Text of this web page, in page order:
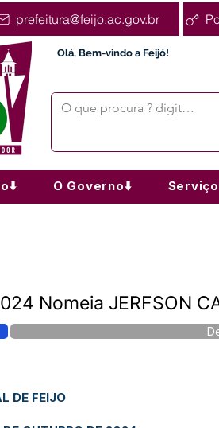
prefeitura@feijo.ac.gov.br
Olá, Bem-vindo a Feijó!
O Governo⬇️
Nomeia JERFSON
DE FEIJO